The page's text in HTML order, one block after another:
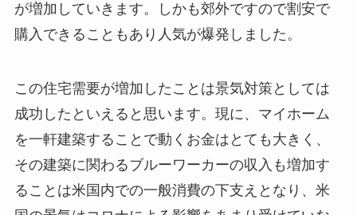
が増加していきます。しかも郊外ですので割安で
購入できることもあり人気が爆発しました。
この住宅需要が増加したことは景気対策としては
成功したといえると思います。現に、マイホーム
を一軒建築することで動くお金はとても大きく、
その建築に関わるブルーワーカーの収入も増加す
ることは米国内での一般消費の下支えとなり、米